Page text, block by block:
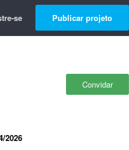
se Publicar projeto
Convidar
2026